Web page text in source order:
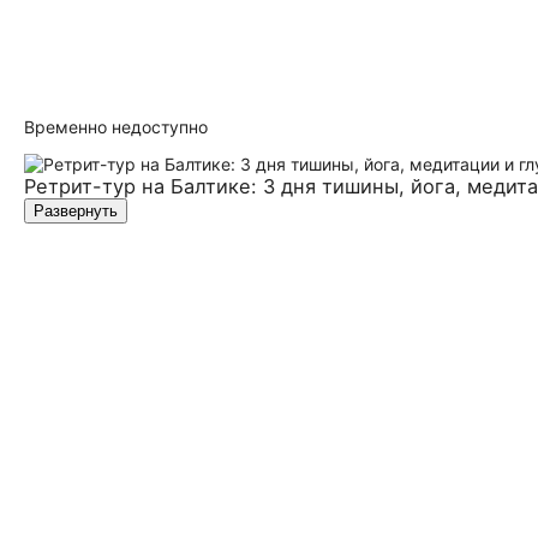
Временно недоступно
Ретрит-тур на Балтике: 3 дня тишины, йога,
Развернуть